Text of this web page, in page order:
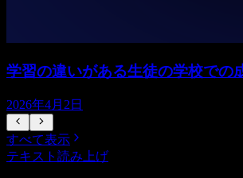
学習の違いがある生徒の学校での
2026年4月2日
すべて表示
テキスト読み上げ